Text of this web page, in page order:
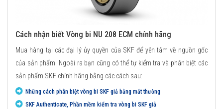
Cách nhận biết Vòng bi NU 208 ECM chính hãng
Mua hàng tại các đại lý ủy quyền của SKF để yên tâm về nguồn gốc
của sản phẩm. Ngoài ra bạn cũng có thể tự kiểm tra và phân biệt các
sản phẩm SKF chính hãng bằng các cách sau:
Những cách phân biệt vòng bi SKF giả bằng mắt thường
SKF Authenticate, Phần mềm kiểm tra vòng bi SKF giả